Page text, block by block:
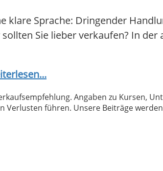
klare Sprache: Dringender
Sie lieber verkaufen? In der
Angaben zu Kursen,
Verlusten führen. Unsere Beiträge